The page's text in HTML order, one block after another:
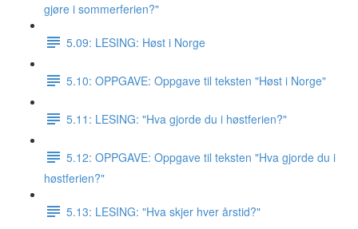
gjøre i sommerferien?"
5.09: LESING: Høst i Norge
5.10: OPPGAVE: Oppgave til teksten "Høst i Norge"
5.11: LESING: "Hva gjorde du i høstferien?"
5.12: OPPGAVE: Oppgave til teksten "Hva gjorde du i
høstferien?"
5.13: LESING: "Hva skjer hver årstid?"